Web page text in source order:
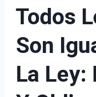
Todos
Son
La Ley: